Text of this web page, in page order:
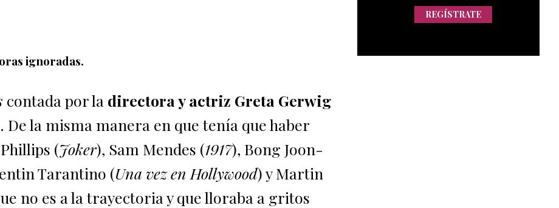
ignoradas.
contada por la directora y actriz Greta Gerwig
la misma manera en que tenía que haber
(Joker), Sam Mendes (1917), Bong Joon-
Tarantino (Una vez en Hollywood) y Martin
no es a la trayectoria y que lloraba a gritos
REGÍSTRATE